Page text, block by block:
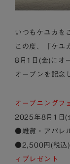
いつもケユカを
この度、「ケユ
8月1日(金)にオ
オープンを記念
オープニングフ
2025年8月1日(
●雑貨・アパレ
●2,500円(税込)
ィプレゼント